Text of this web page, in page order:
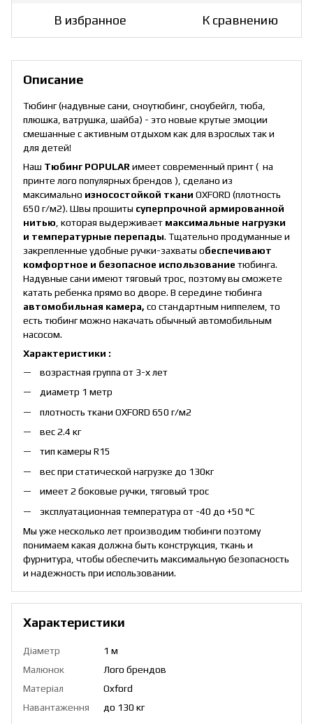
В избранное К сравнению
Описание
Тюбинг (надувные сани, сноутюбинг, сноубейгл, тюба,
плюшка, ватрушка, шайба) - это новые крутые эмоции
смешанные с активным отдыхом как для взрослых так и
для детей!
Наш Тюбинг POPULAR имеет современный принт ( на
принте лого популярных брендов ), сделано из
максимально износостойкой ткани OXFORD (плотность
650 г/м2). Швы прошиты суперпрочной армированной
нитью , которая выдерживает максимальные нагрузки
и температурные перепады. Тщательно продуманные и
закрепленные удобные ручки-захваты обеспечивают
комфортное и безопасное использование тюбинга.
Надувные сани имеют тяговый трос, поэтому вы сможете
катать ребенка прямо во дворе. В середине тюбинга
автомобильная камера, со стандартным ниппелем, то
есть тюбинг можно накачать обычный автомобильным
насосом.
Характеристики :
возрастная группа от 3-х лет
диаметр 1 метр
плотность ткани OXFORD 650 г/м2
вес 2.4 кг
тип камеры R15
вес при статической нагрузке до 130кг
имеет 2 боковые ручки, тяговый трос
эксплуатационная температура от -40 до +50 °С
Мы уже несколько лет производим тюбинги поэтому
понимаем какая должна быть конструкция, ткань и
фурнитура, чтобы обеспечить максимальную безопасность
и надежность при использовании.
Характеристики
Діаметр
1 м
Малюнок
Лого брендов
Матеріал
Oxford
Навантаження
до 130 кг